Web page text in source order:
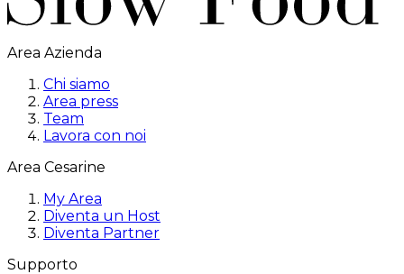
Area Azienda
Chi siamo
Area press
Team
Lavora con noi
Area Cesarine
My Area
Diventa un Host
Diventa Partner
Supporto